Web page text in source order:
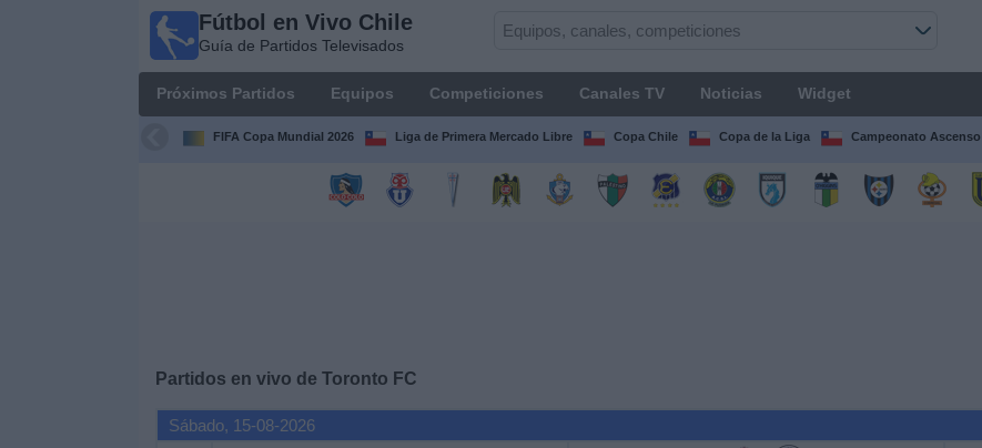
Fútbol en Vivo Chile
Guía de Partidos Televisados
Próximos Partidos Equipos Competiciones Canales TV Noticias Widget
FIFA Copa Mundial 2026 Liga de Primera Mercado Libre Copa Chile Copa de la Liga Campeonato Ascenso
Partidos en vivo de Toronto FC
Sábado, 15-08-2026